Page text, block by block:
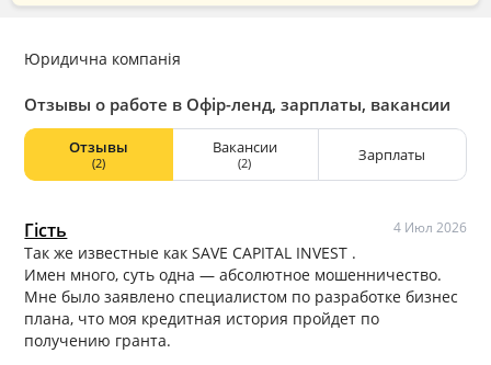
Юридична компанія
Отзывы о работе в Офір-ленд, зарплаты, вакансии
Отзывы
(2)
Вакансии
(2) Зарплаты
Гість 4 Июл 2026
Так же известные как SAVE CAPITAL INVEST .
Имен много, суть одна — абсолютное мошенничество.
Мне было заявлено специалистом по разработке бизнес
плана, что моя кредитная история пройдет по
получению гранта.